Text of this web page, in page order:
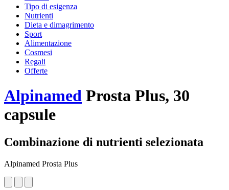
Tipo di esigenza
Nutrienti
Dieta e dimagrimento
Sport
Alimentazione
Cosmesi
Regali
Offerte
Alpinamed Prosta Plus, 30
capsule
Combinazione di nutrienti selezionata
Alpinamed Prosta Plus